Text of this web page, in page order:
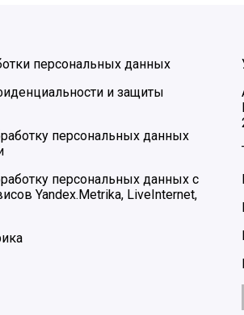
персональных данных
и защиты
персональных данных
персональных данных с
Yandex.Metrika, LiveInternet,